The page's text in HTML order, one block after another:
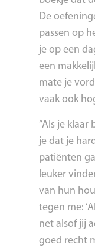
De
passen op
je op een
een
mate je
vaak ook
“Als je
je dat je
patiënten
leuker
van hun
tegen me:
net alsof jij
goed recht